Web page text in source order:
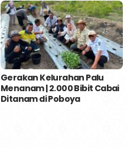
Gerakan Kelurahan Palu
Menanam | 2.000 Bibit Cabai
Ditanam di Poboya